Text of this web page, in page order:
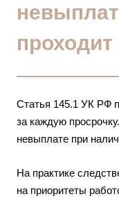
проходит
Статья 145.1 УК РФ
за каждую
невыплате при
На практике
на приоритеты